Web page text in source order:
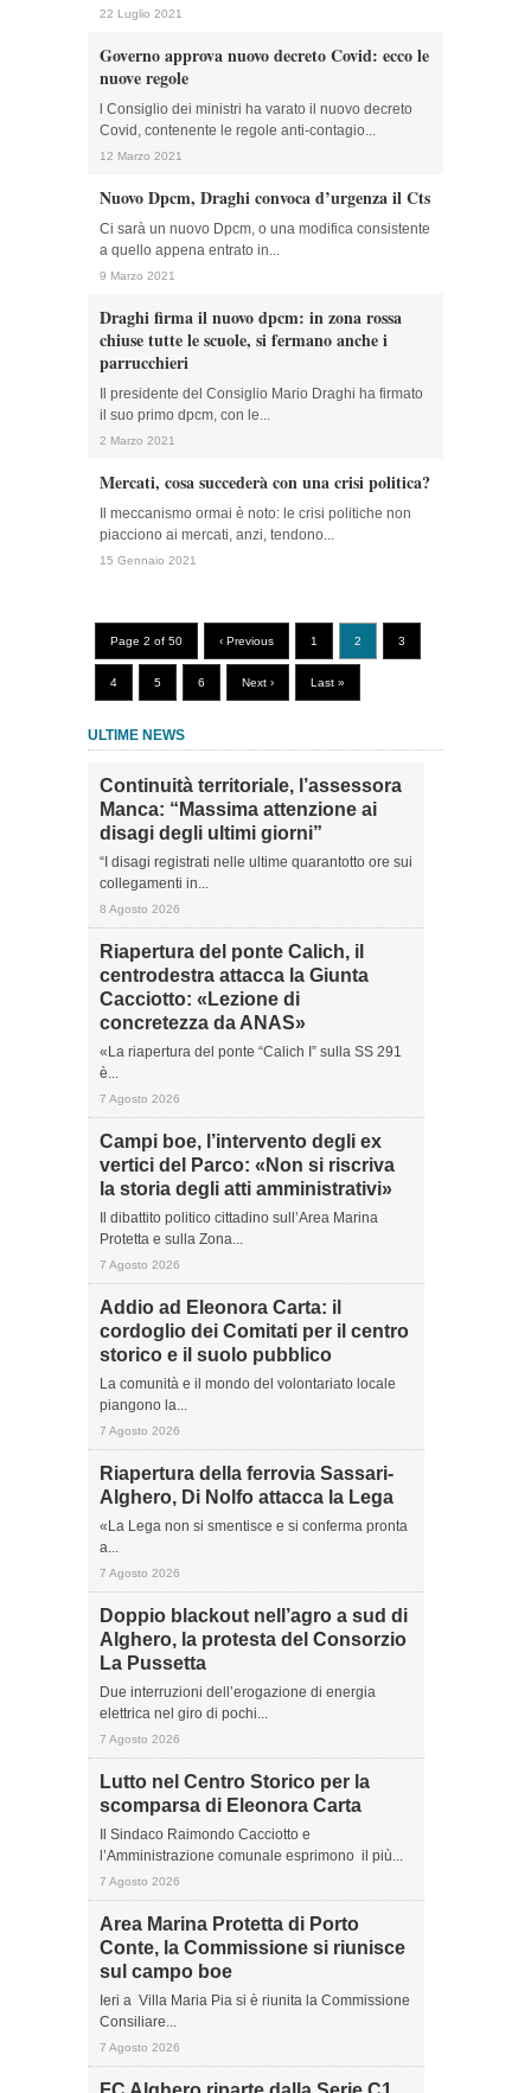
22 Luglio 2021
Governo approva nuovo decreto Covid: ecco le
nuove regole
l Consiglio dei ministri ha varato il nuovo decreto
Covid, contenente le regole anti-contagio...
12 Marzo 2021
Nuovo Dpcm, Draghi convoca d’urgenza il Cts
Ci sarà un nuovo Dpcm, o una modifica consistente
a quello appena entrato in...
9 Marzo 2021
Draghi firma il nuovo dpcm: in zona rossa
chiuse tutte le scuole, si fermano anche i
parrucchieri
Il presidente del Consiglio Mario Draghi ha firmato
il suo primo dpcm, con le...
2 Marzo 2021
Mercati, cosa succederà con una crisi politica?
Il meccanismo ormai è noto: le crisi politiche non
piacciono ai mercati, anzi, tendono...
15 Gennaio 2021
Page 2 of 50 ‹ Previous 1 2 3
4 5 6 Next › Last »
ULTIME NEWS
Continuità territoriale, l’assessora
Manca: “Massima attenzione ai
disagi degli ultimi giorni”
“I disagi registrati nelle ultime quarantotto ore sui
collegamenti in...
8 Agosto 2026
Riapertura del ponte Calich, il
centrodestra attacca la Giunta
Cacciotto: «Lezione di
concretezza da ANAS»
«La riapertura del ponte “Calich I” sulla SS 291
è...
7 Agosto 2026
Campi boe, l’intervento degli ex
vertici del Parco: «Non si riscriva
la storia degli atti amministrativi»
Il dibattito politico cittadino sull’Area Marina
Protetta e sulla Zona...
7 Agosto 2026
Addio ad Eleonora Carta: il
cordoglio dei Comitati per il centro
storico e il suolo pubblico
La comunità e il mondo del volontariato locale
piangono la...
7 Agosto 2026
Riapertura della ferrovia Sassari-
Alghero, Di Nolfo attacca la Lega
«La Lega non si smentisce e si conferma pronta
a...
7 Agosto 2026
Doppio blackout nell’agro a sud di
Alghero, la protesta del Consorzio
La Pussetta
Due interruzioni dell’erogazione di energia
elettrica nel giro di pochi...
7 Agosto 2026
Lutto nel Centro Storico per la
scomparsa di Eleonora Carta
Il Sindaco Raimondo Cacciotto e
l’Amministrazione comunale esprimono il più...
7 Agosto 2026
Area Marina Protetta di Porto
Conte, la Commissione si riunisce
sul campo boe
Ieri a Villa Maria Pia si è riunita la Commissione
Consiliare...
7 Agosto 2026